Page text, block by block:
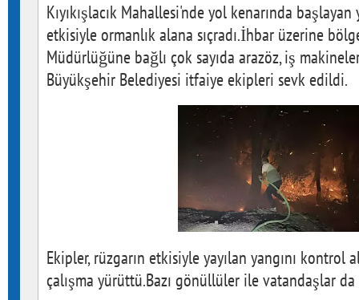
Kıyıkışlacık Mahallesi'nde yol kenarında
etkisiyle ormanlık alana sıçradı.İhbar üzerine
Müdürlüğüne bağlı çok sayıda arazöz, iş
Büyükşehir Belediyesi itfaiye ekipleri sevk edildi.
Ekipler, rüzgarın etkisiyle yayılan yangını kontrol
çalışma yürüttü.Bazı gönüllüler ile vatandaşlar